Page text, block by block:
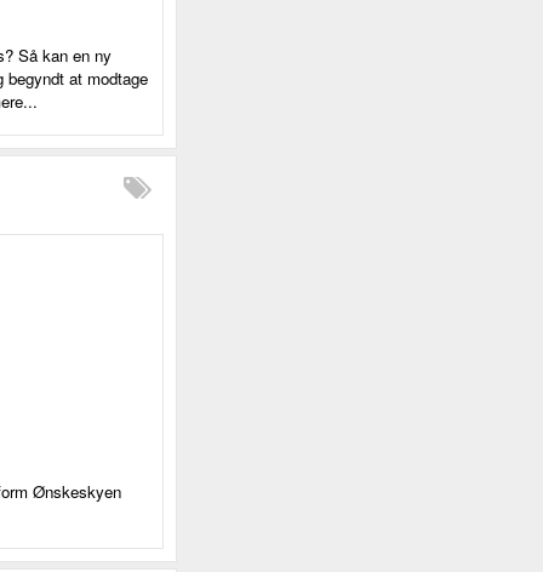
Så kan en ny
begyndt at modtage
Ønskeskyen